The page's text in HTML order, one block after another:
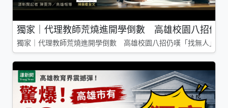
獨家｜代理教師荒燒進開學倒數 高雄校園八招仍
獨家｜代理教師荒燒進開學倒數 高雄校園八招仍嘆「找無人」